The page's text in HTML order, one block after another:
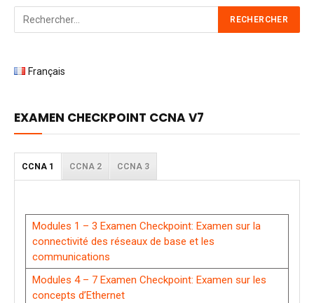
Français
EXAMEN CHECKPOINT CCNA V7
CCNA 1 CCNA 2 CCNA 3
Modules 1 – 3 Examen Checkpoint: Examen sur la
connectivité des réseaux de base et les
communications
Modules 4 – 7 Examen Checkpoint: Examen sur les
concepts d’Ethernet